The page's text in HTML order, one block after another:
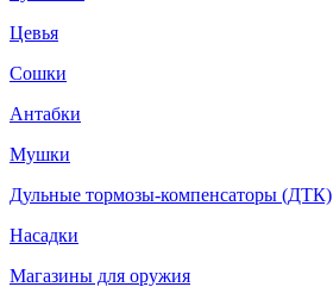
Цевья
Сошки
Антабки
Мушки
Дульные тормозы-компенсаторы (ДТК)
Насадки
Магазины для оружия